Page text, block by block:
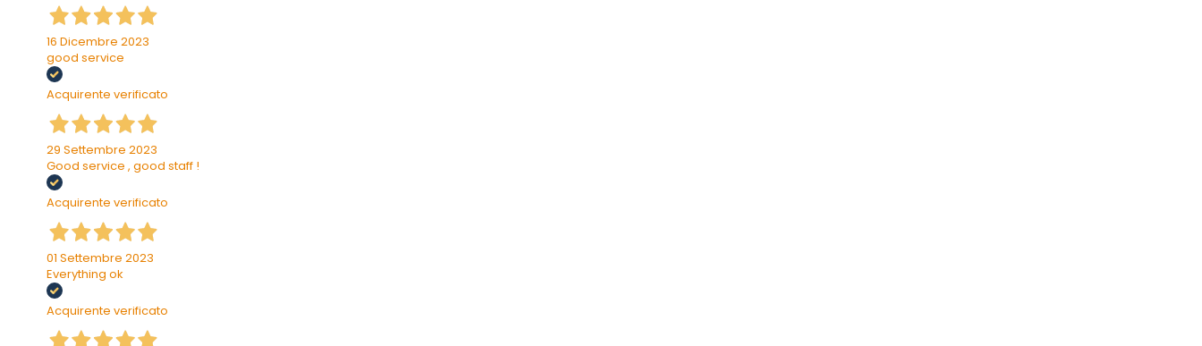
16 Dicembre 2023
good service
Acquirente verificato
29 Settembre 2023
Good service , good staff !
Acquirente verificato
01 Settembre 2023
Everything ok
Acquirente verificato